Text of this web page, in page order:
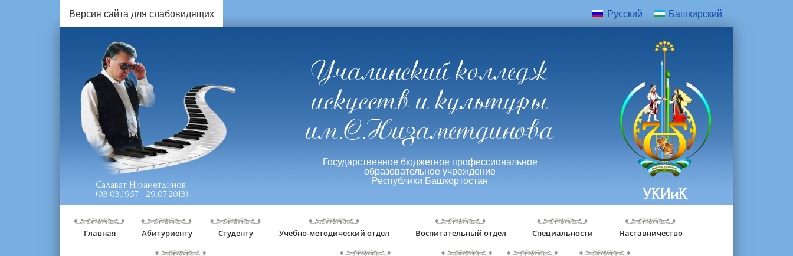
Версия сайта для слабовидящих Русский Башкирский
Салават Низаметдинов
(03.03.1957 - 29.07.2013)
Учалинский колледж
искусств и культуры
им.С.Низаметдинова
Государственное бюджетное профессиональное
образовательное учреждение
Республики Башкортостан
УКИиК
Главная Абитуриенту Студенту Учебно-методический отдел Воспитательный отдел Специальности Наставничество